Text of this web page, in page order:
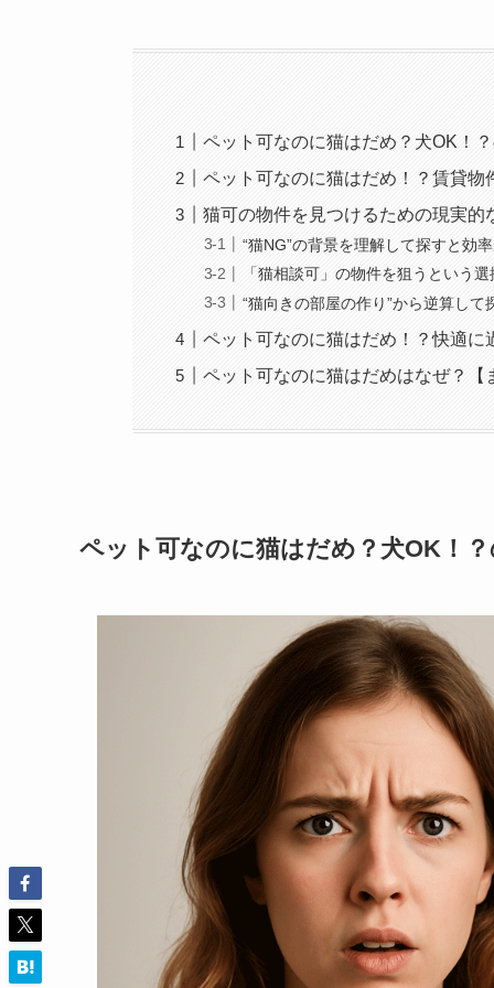
ペット可なのに猫はだめ？犬OK！
ペット可なのに猫はだめ！？賃貸物
猫可の物件を見つけるための現実的
“猫NG”の背景を理解して探すと効
「猫相談可」の物件を狙うという
“猫向きの部屋の作り”から逆算して
ペット可なのに猫はだめ！？快適に
ペット可なのに猫はだめはなぜ？【
ペット可なのに猫はだめ？犬OK！